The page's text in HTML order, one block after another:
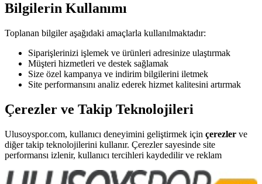
Bilgilerin Kullanımı
Toplanan bilgiler aşağıdaki amaçlarla kullanılmaktadır:
Siparişlerinizi işlemek ve ürünleri adresinize ulaştırmak
Müşteri hizmetleri ve destek sağlamak
Size özel kampanya ve indirim bilgilerini iletmek
Site performansını analiz ederek hizmet kalitesini artırmak
Çerezler ve Takip Teknolojileri
Ulusoyspor.com, kullanıcı deneyimini geliştirmek için çerezler ve
diğer takip teknolojilerini kullanır. Çerezler sayesinde site
performansı izlenir, kullanıcı tercihleri kaydedilir ve reklam